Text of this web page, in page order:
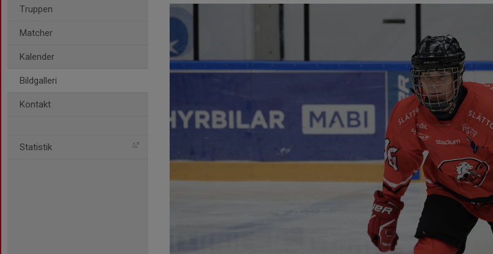
Truppen
Matcher
Kalender
Bildgalleri
Kontakt
Statistik